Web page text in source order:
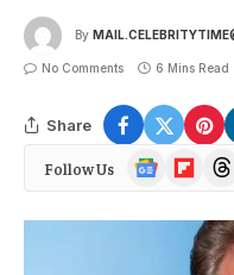
By
No Comments 6 Mins Read
Share
Follow Us
Google
News
Flipboard